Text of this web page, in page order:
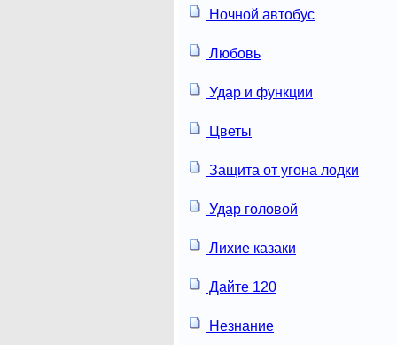
Ночной автобус
Любовь
Удар и функции
Цветы
Защита от угона лодки
Удар головой
Лихие казаки
Дайте 120
Незнание